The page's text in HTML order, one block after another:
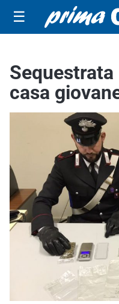
☰
casa